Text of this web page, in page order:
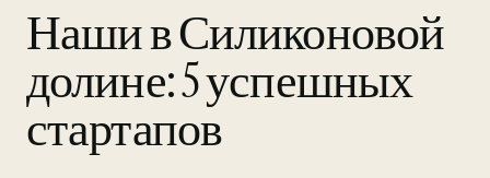
Наши в Силиконовой
долине: 5 успешных
стартапов